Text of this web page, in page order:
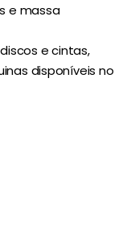
e massa
e cintas,
disponíveis no